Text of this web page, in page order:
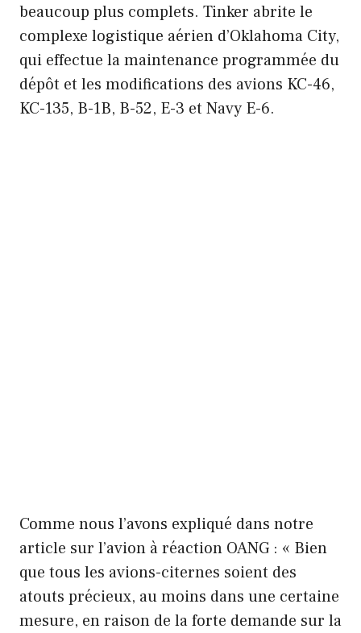
beaucoup plus complets. Tinker abrite le
complexe logistique aérien d’Oklahoma City,
qui effectue la maintenance programmée du
dépôt et les modifications des avions KC-46,
KC-135, B-1B, B-52, E-3 et Navy E-6.
Comme nous l’avons expliqué dans notre
article sur l’avion à réaction OANG : « Bien
que tous les avions-citernes soient des
atouts précieux, au moins dans une certaine
mesure, en raison de la forte demande sur la